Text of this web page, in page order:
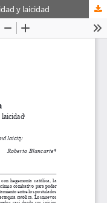
y laicidad